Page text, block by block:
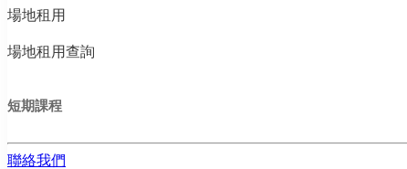
場地租用
場地租用查詢
短期課程
聯絡我們